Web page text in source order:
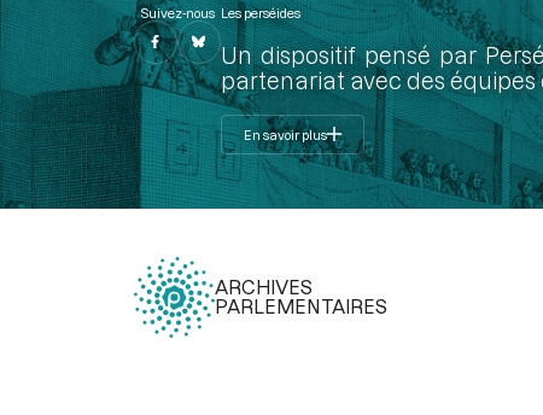
Suivez-nous Les perséides
Un dispositif pensé par
partenariat avec des
En savoir plus
ARCHIVES
PARLEMENTAIRES